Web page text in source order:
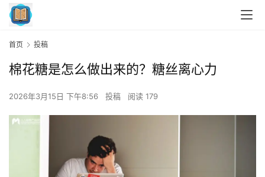
首页 投稿
棉花糖是怎么做出来的？糖丝离心力
2026年3月15日 下午8:56 投稿 阅读 179